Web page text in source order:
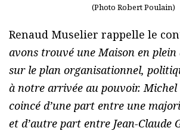
(Photo Robert Poulain)
Renaud Muselier rappelle le
avons trouvé une Maison en
sur le plan organisationnel,
à notre arrivée au pouvoir.
coincé d’une part entre une
et d’autre part entre Jean-Claude